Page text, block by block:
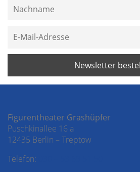
Figurentheater Grashüpfer
Puschkinallee 16 a
12435 Berlin – Treptow
Telefon: